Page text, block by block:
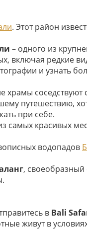
. Этот район
– одного из
включая редкие
и узнать
храмы соседствуют
путешествию,
при себе.
самых красивых
водопадов
,
в Bali
живут в